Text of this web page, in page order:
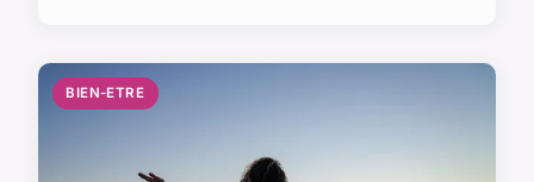
BIEN-ETRE